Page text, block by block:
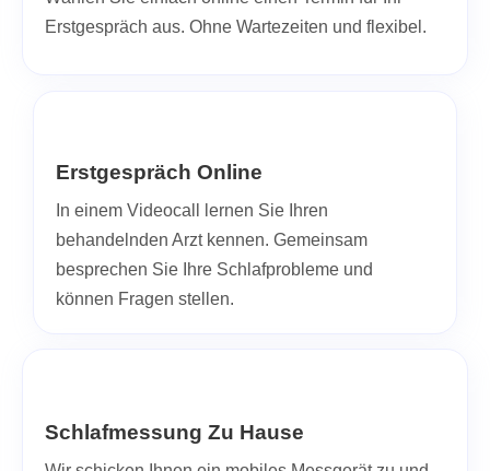
Erstgespräch aus. Ohne Wartezeiten und flexibel.
Erstgespräch Online
In einem Videocall lernen Sie Ihren
behandelnden Arzt kennen. Gemeinsam
besprechen Sie Ihre Schlafprobleme und
können Fragen stellen.
Schlafmessung Zu Hause